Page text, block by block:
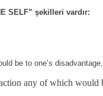
SELF” şekilleri vardır:
be to one’s disadvantage,
any of which would